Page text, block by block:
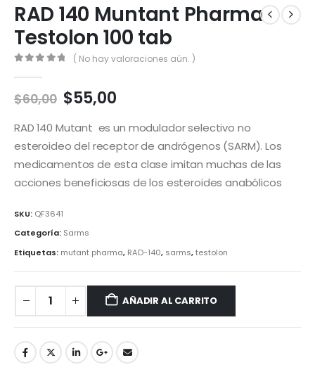
RAD 140 Muntant Pharma
Testolon 100 tab
( No hay valoraciones aún. )
$60,00 El
precio
original
era:
$60,00.
$55,00El
actual
es:
$55,00.
RAD 140 Mutant es un modulador selectivo no
esteroideo del receptor de andrógenos (SARM). Los
medicamentos de esta clase imitan muchas de las
acciones beneficiosas de los esteroides anabólicos
SKU: QF3641
Categoría: Sarms
Etiquetas: mutant pharma, RAD-140, sarms,testolon
AÑADIR AL CARRITO